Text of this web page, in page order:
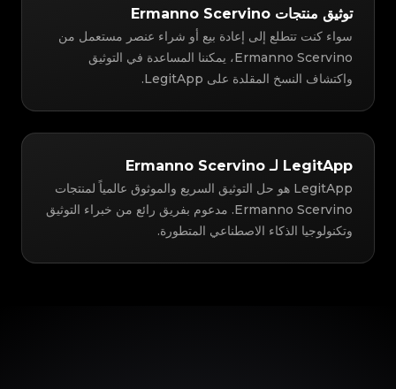
توثيق منتجات Ermanno Scervino
سواء كنت تتطلع إلى إعادة بيع أو شراء عنصر مستعمل من
Ermanno Scervino، يمكننا المساعدة في التوثيق
واكتشاف النسخ المقلدة على LegitApp.
LegitApp لـ Ermanno Scervino
LegitApp هو حل التوثيق السريع والموثوق عالمياً لمنتجات
Ermanno Scervino. مدعوم بفريق رائع من خبراء التوثيق
وتكنولوجيا الذكاء الاصطناعي المتطورة.